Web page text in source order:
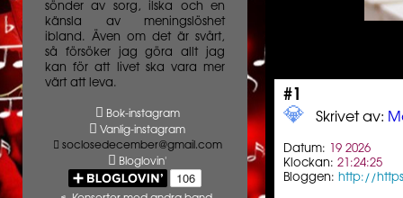
#1
💎️ ️️ Skrivet av:
Datum:
19 2026
Klockan: 21:24:25
Bloggen: http://
sönder av sorg, ilska och en
känsla av meningslöshet
ibland. Även om det är svårt,
så försöker jag göra allt jag
kan för att livet ska vara mer
värt att leva.
Bok-instagram
Vanlig-instagram
soclosedecember@gmail.com
Bloglovin'